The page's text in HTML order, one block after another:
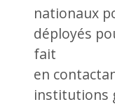
nationaux
déployés
fait
en
institutions